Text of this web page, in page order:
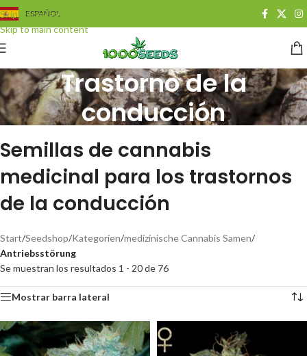
Skip to navigation
Skip to main content
ESPAÑOL
Trastorno de la
conducción
Semillas de cannabis
medicinal para los trastornos
de la conducción
Start/Seedshop/Kategorien/medizinische Cannabis Samen/
Antriebsstörung
Se muestran los resultados 1 - 20 de 76
Mostrar barra lateral